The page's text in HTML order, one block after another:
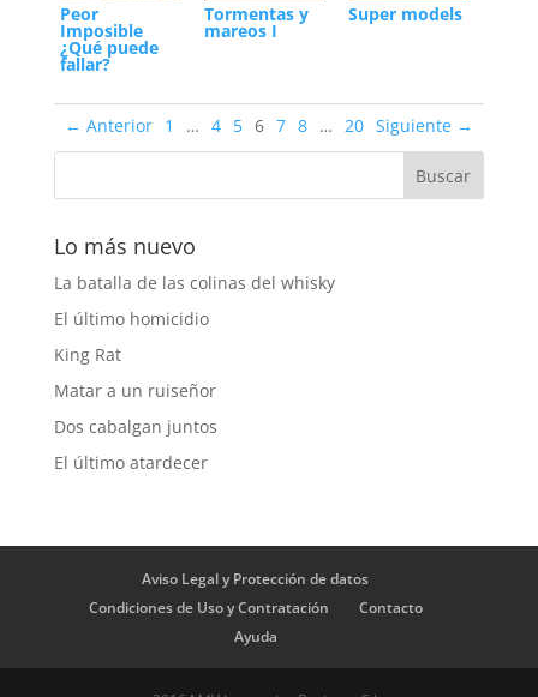
Peor
Imposible
¿Qué puede
fallar?
Tormentas y
mareos I
Super models
← Anterior 1 … 4 5 6 7 8 … 20 Siguiente →
Lo más nuevo
La batalla de las colinas del whisky
El último homicidio
King Rat
Matar a un ruiseñor
Dos cabalgan juntos
El último atardecer
Aviso Legal y Protección de datos
Condiciones de Uso y Contratación
Contacto
Ayuda